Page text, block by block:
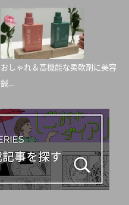
おしゃれ＆高機能な柔軟剤に美容
鍼...